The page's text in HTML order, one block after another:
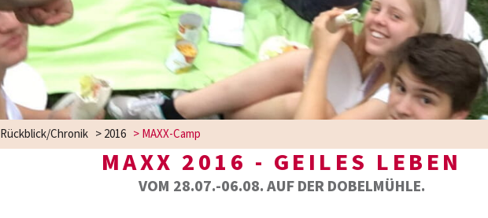
Rückblick/Chronik >2016 >MAXX-Camp
MAXX 2016 - GEILES LEBEN
VOM 28.07.-06.08. AUF DER DOBELMÜHLE.